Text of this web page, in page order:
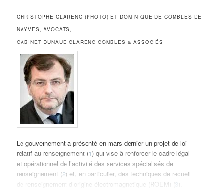
CHRISTOPHE CLARENC (PHOTO) ET DOMINIQUE DE COMBLES DE
NAYVES, AVOCATS,
CABINET DUNAUD CLARENC COMBLES & ASSOCIÉS
Le gouvernement a présenté en mars dernier un projet de loi
relatif au renseignement (1) qui vise à renforcer le cadre légal
et opérationnel de l’activité des services spécialisés de
renseignement (2) et, en particulier, des techniques de recueil
de renseignement d’origine électromagnétique (ROEM) (
3 ).